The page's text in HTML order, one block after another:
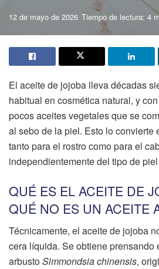
12 de mayo de 2026 Tiempo de lectura: 4
El aceite de jojoba lleva décadas
habitual en cosmética natural, y
pocos aceites vegetales que se
al sebo de la piel. Esto lo convierte
tanto para el rostro como para el
independientemente del tipo de
QUÉ ES EL ACEITE DE
QUÉ NO ES UN ACEITE
Técnicamente, el aceite de jojoba
cera líquida. Se obtiene prensando
arbustoSimmondsia chinensis,